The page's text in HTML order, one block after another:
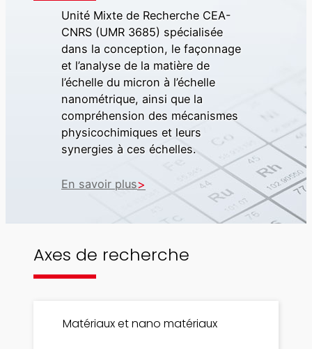
Unité Mixte de Recherche CEA-
CNRS (UMR 3685) spécialisée
dans la conception, le façonnage
et l’analyse de la matière de
l’échelle du micron à l’échelle
nanométrique, ainsi que la
compréhension des mécanismes
physicochimiques et leurs
synergies à ces échelles.
En savoir plus
Axes de recherche
Matériaux et nano matériaux